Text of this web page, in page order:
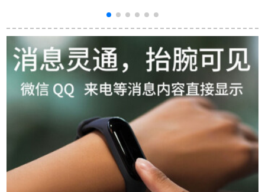
す。メジャーマウス
マウスマウスのメニ
ューが健康でありま
す。ウォーキングシ
ルバーを思い出しま
す。
リストバンド5インテ
リジェントブレスレ
非オリジナル防水防
水シートカバーダブ
ルブレスト-純黒ミニ
メートルブレスレッ
ト4リストバンド【ス
タンプシート送り】
めの心拍数运动ハン
数计カーラスリン多
机能ハント腕时计女
性に适用されるれる
アスリートポーリン
グ【オリジナルバー
ンを送る+ユニザー定
義の文字盤+深さ防